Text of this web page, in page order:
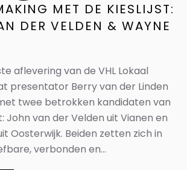
MET DE KIESLIJST:
DER VELDEN & WAYNE
aflevering van de VHL Lokaal
presentator Berry van der Linden
twee betrokken kandidaten van
John van der Velden uit Vianen en
Oosterwijk. Beiden zetten zich in
verbonden en...